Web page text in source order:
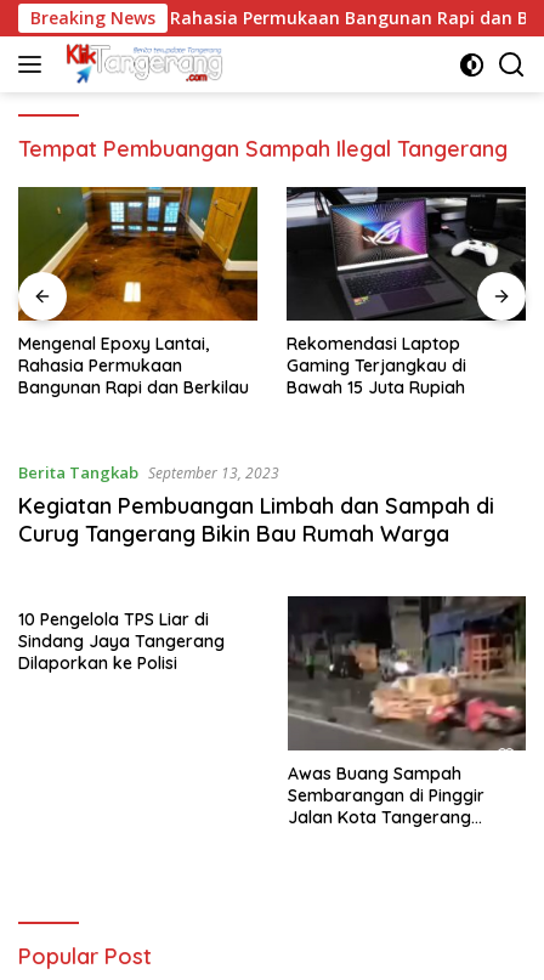
Langsung
ke
konten
Breaking News
Epoxy Lantai, Rahasia Permukaan Bangunan Rapi dan
Tempat Pembuangan Sampah Ilegal Tangerang
Mengenal Epoxy Lantai,
Rahasia Permukaan
Bangunan Rapi dan Berkilau
Rekomendasi Laptop
Gaming Terjangkau di
Bawah 15 Juta Rupiah
Berita Tangkab September 13, 2023
Kegiatan Pembuangan Limbah dan Sampah di
Curug Tangerang Bikin Bau Rumah Warga
10 Pengelola TPS Liar di
Sindang Jaya Tangerang
Dilaporkan ke Polisi
Awas Buang Sampah
Sembarangan di Pinggir
Jalan Kota Tangerang
Popular Post